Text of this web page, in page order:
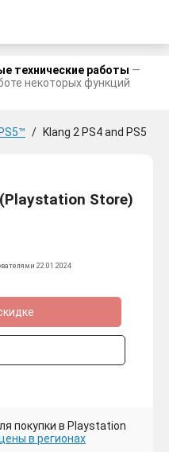
технические работы —
некоторых функций
PS5™ / Klang 2 PS4 and PS5
Store)
22.01.2024
покупки в Playstation
в регионах